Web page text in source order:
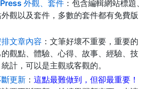
外觀、套件 ：包含編輯網站標題、
觀以及套件，多數的套件都有免費版
文章內容 ：文筆好壞不重要，重要的
觀點、體驗、心得、故事、經驗、技
計，可以是主觀或客觀的。
更新 ： 這點最難做到，但卻最重要！